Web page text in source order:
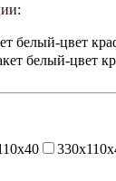
белый-цвет
белый-цвет